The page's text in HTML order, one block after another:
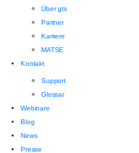
Über gts
Partner
Karriere
MATSE
Kontakt
Support
Glossar
Webinare
Blog
News
Presse